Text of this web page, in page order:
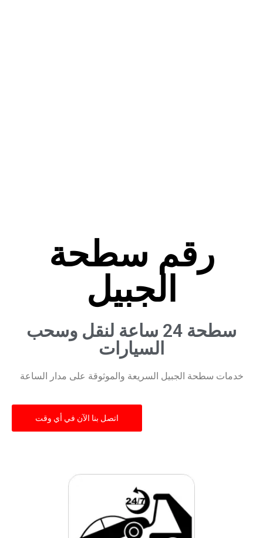
رقم سطحة
الجبيل
سطحة 24 ساعة لنقل وسحب
السيارات
خدمات سطحة الجبيل السريعة والموثوقة على مدار الساعة
اتصل بنا الآن في أي وقت